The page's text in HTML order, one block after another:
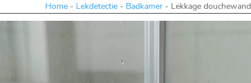
Home- Lekdetectie- Badkamer- Lekkage douchewand